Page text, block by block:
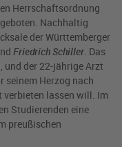
Herrschaftsordnung
Nachhaltig
der Württemberger
Friedrich Schiller . Das
und der 22-jährige Arzt
seinem Herzog nach
verbieten lassen will. Im
Studierenden eine
preußischen